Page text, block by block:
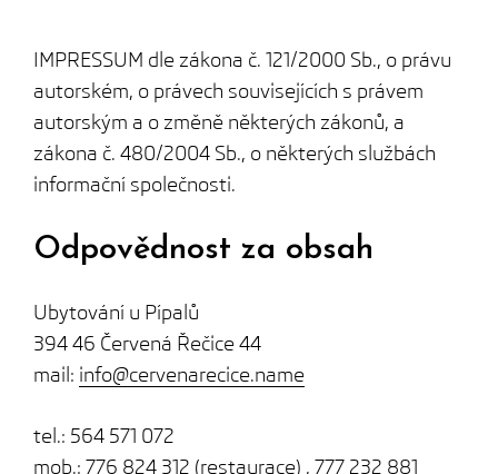
contentIMPRESSUM dle zákona č. 121/2000 Sb., o právu
autorském, o právech souvisejících s právem
autorským a o změně některých zákonů, a
zákona č. 480/2004 Sb., o některých službách
informační společnosti.
Odpovědnost za obsah
Ubytování u Pípalů
394 46 Červená Řečice 44
mail: info@cervenarecice.name
tel.: 564 571 072
mob.: 776 824 312 (restaurace) , 777 232 881